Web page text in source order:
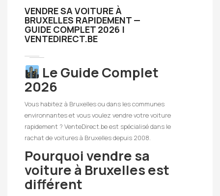
VENDRE SA VOITURE À
BRUXELLES RAPIDEMENT —
GUIDE COMPLET 2026 |
VENTEDIRECT.BE
Le Guide Complet
2026
Vous habitez à Bruxelles ou dans les communes
environnantes et vous voulez vendre votre voiture
rapidement ? VenteDirect.be est spécialisé dans le
rachat de voitures à Bruxelles depuis 2008.
Pourquoi vendre sa
voiture à Bruxelles est
différent